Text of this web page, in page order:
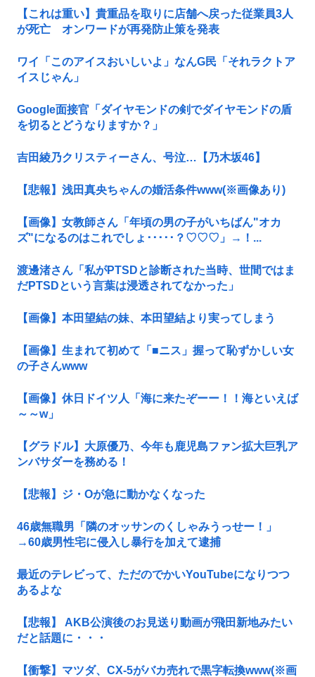
【これは重い】貴重品を取りに店舗へ戻った従業員3人
が死亡 オンワードが再発防止策を発表
ワイ「このアイスおいしいよ」なんG民「それラクトア
イスじゃん」
Google面接官「ダイヤモンドの剣でダイヤモンドの盾
を切るとどうなりますか？」
吉田綾乃クリスティーさん、号泣…【乃木坂46】
【悲報】浅田真央ちゃんの婚活条件www(※画像あり)
【画像】女教師さん「年頃の男の子がいちばん"オカ
ズ"になるのはこれでしょ･････？♡♡♡」→！...
渡邊渚さん「私がPTSDと診断された当時、世間ではま
だPTSDという言葉は浸透されてなかった」
【画像】本田望結の妹、本田望結より実ってしまう
【画像】生まれて初めて「■ニス」握って恥ずかしい女
の子さんwww
【画像】休日ドイツ人「海に来たぞーー！！海といえば
～～w」
【グラドル】大原優乃、今年も鹿児島ファン拡大巨乳ア
ンバサダーを務める！
【悲報】ジ・Oが急に動かなくなった
46歳無職男「隣のオッサンのくしゃみうっせー！」
→60歳男性宅に侵入し暴行を加えて逮捕
最近のテレビって、ただのでかいYouTubeになりつつ
あるよな
【悲報】 AKB公演後のお見送り動画が飛田新地みたい
だと話題に・・・
【衝撃】マツダ、CX-5がバカ売れで黒字転換www(※画